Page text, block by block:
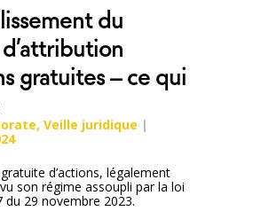
du
gratuites – ce qui
, Veille juridique
d’actions, légalement
son régime assoupli par la loi
du 29 novembre 2023.